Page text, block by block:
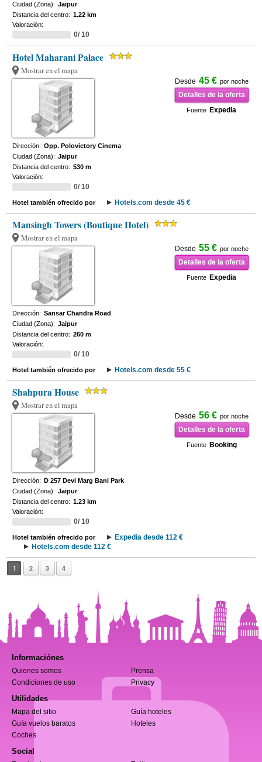
Ciudad (Zona): Jaipur
Distancia del centro: 1.22 km
Valoración:
0/ 10
Hotel Maharani Palace
Mostrar en el mapa
Desde 45 € por noche
Detalles de la oferta
Fuente Expedia
Dirección: Opp. Polovictory Cinema
Ciudad (Zona): Jaipur
Distancia del centro: 530 m
Valoración:
0/ 10
Hotel también ofrecido por Hotels.com desde 45 €
Mansingh Towers (Boutique Hotel)
Mostrar en el mapa
Desde 55 € por noche
Detalles de la oferta
Fuente Expedia
Dirección: Sansar Chandra Road
Ciudad (Zona): Jaipur
Distancia del centro: 260 m
Valoración:
0/ 10
Hotel también ofrecido por Hotels.com desde 55 €
Shahpura House
Mostrar en el mapa
Desde 56 € por noche
Detalles de la oferta
Fuente Booking
Dirección: D 257 Devi Marg Bani Park
Ciudad (Zona): Jaipur
Distancia del centro: 1.23 km
Valoración:
0/ 10
Hotel también ofrecido por
Expedia desde 112 €
Hotels.com desde 112 €
1 2 3 4
Informaciónes
Quienes somos
Prensa
Condiciones de uso
Privacy
Utilidades
Mapa del sitio
Guía hoteles
Guía vuelos baratos
Hoteles
Coches
Social